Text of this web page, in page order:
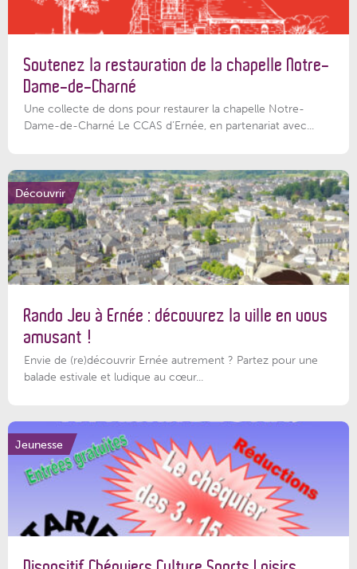
Soutenez la restauration de la chapelle Notre-
Dame-de-Charné
Une collecte de dons pour restaurer la chapelle Notre-
Dame-de-Charné Le CCAS d’Ernée, en partenariat avec...
Découvrir
Rando Jeu à Ernée : découvrez la ville en vous
amusant !
Envie de (re)découvrir Ernée autrement ? Partez pour une
balade estivale et ludique au cœur...
Jeunesse